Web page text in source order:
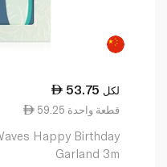
53.75 لكل
59.25 قطعة واحدة
Happy Birthday
Garland 3m